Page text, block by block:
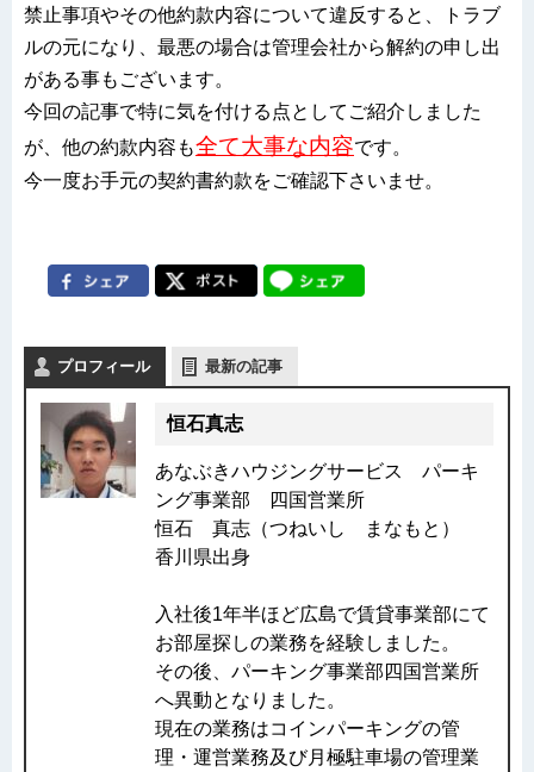
禁止事項やその他約款内容について違反すると、トラブ
ルの元になり、最悪の場合は管理会社から解約の申し出
がある事もございます。
今回の記事で特に気を付ける点としてご紹介しました
が、他の約款内容も全て大事な内容です。
今一度お手元の契約書約款をご確認下さいませ。
プロフィール 最新の記事
恒石真志
あなぶきハウジングサービス パーキ
ング事業部 四国営業所
恒石 真志（つねいし まなもと）
香川県出身
入社後1年半ほど広島で賃貸事業部にて
お部屋探しの業務を経験しました。
その後、パーキング事業部四国営業所
へ異動となりました。
現在の業務はコインパーキングの管
理・運営業務及び月極駐車場の管理業